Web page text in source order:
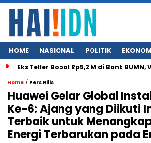
HOME NASIONAL POLITIK
Teller Bobol Rp5,2 M di Bank BUMN,
Home / Pers Rilis
Huawei Gelar Global
Ke-6: Ajang yang Diikuti
Terbaik untuk
Energi Terbarukan pada